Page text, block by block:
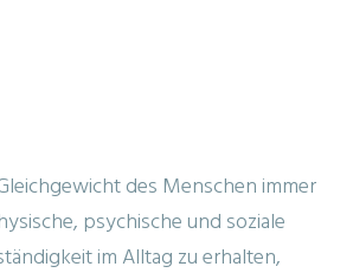
des Menschen immer
psychische und soziale
im Alltag zu erhalten,